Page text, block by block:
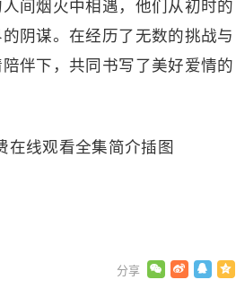
间烟火中相遇，他们从初时的
阴谋。在经历了无数的挑战与
伴下，共同书写了美好爱情的